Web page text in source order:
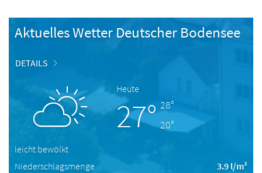
Aktuelles Wetter Deutscher Bodensee
DETAILS
Heute
27° 28°
20°
leicht bewölkt
Niederschlagsmenge
3.9 l/m²